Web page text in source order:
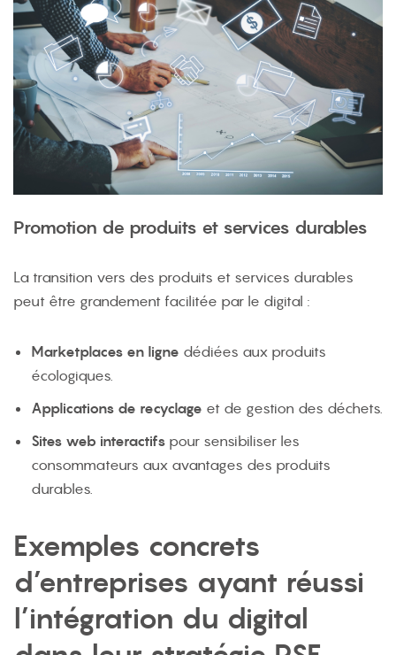
Promotion de produits et services durables
La transition vers des produits et services durables
peut être grandement facilitée par le digital :
Marketplaces en ligne dédiées aux produits
écologiques.
Applications de recyclage et de gestion des déchets.
Sites web interactifs pour sensibiliser les
consommateurs aux avantages des produits
durables.
Exemples concrets
d’entreprises ayant réussi
l’intégration du digital